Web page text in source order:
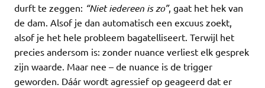
durft te zeggen: “Niet iedereen is zo”, gaat het hek van
de dam. Alsof je dan automatisch een excuus zoekt,
alsof je het hele probleem bagatelliseert. Terwijl het
precies andersom is: zonder nuance verliest elk gesprek
zijn waarde. Maar nee – de nuance is de trigger
geworden. Dáár wordt agressief op geageerd dat er